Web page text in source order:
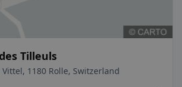
Tilleuls
1180 Rolle, Switzerland